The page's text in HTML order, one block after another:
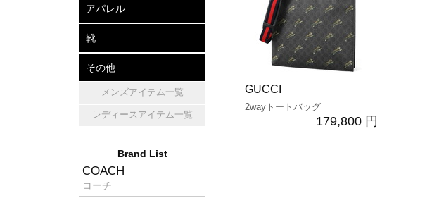
GUCCI
2wayトートバッグ
179,800 円
メガネフレーム
サングラス
アパレル
アパレル
帽子
マフラー・ショール
靴
レザーシューズ
パンプス
スニーカー
その他
キッチン雑貨
ホームフレグランス
消臭グッズ
メンズアイテム一覧
レディースアイテム一覧
Brand List
COACH
コーチ